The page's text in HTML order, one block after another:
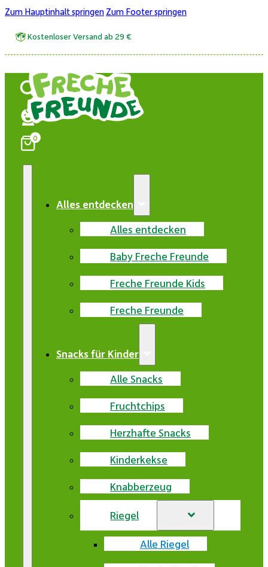
Zum Hauptinhalt springen Zum Footer springen
Kostenloser Versand ab 29 €
0
Alles entdecken
Alles entdecken
Baby Freche Freunde
Freche Freunde Kids
Freche Freunde
Snacks für Kinder
Alle Snacks
Fruchtchips
Herzhafte Snacks
Kinderkekse
Knabberzeug
Riegel
Alle Riegel